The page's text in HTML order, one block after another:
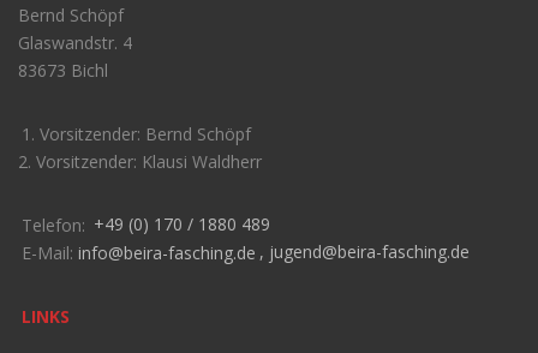
Bernd Schöpf
Glaswandstr. 4
83673 Bichl
1. Vorsitzender: Bernd Schöpf
2. Vorsitzender: Klausi Waldherr
Telefon: +49 (0) 170 / 1880 489
E-Mail: info@beira-fasching.de , jugend@beira-fasching.de
LINKS